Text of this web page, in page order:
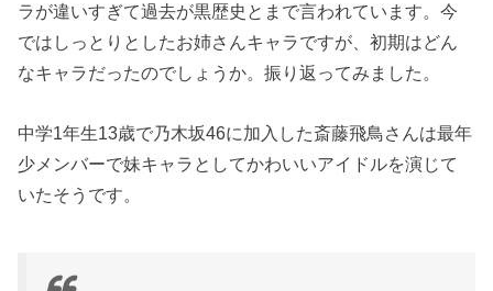
ラが違いすぎて過去が黒歴史とまで言われています。今
ではしっとりとしたお姉さんキャラですが、初期はどん
なキャラだったのでしょうか。振り返ってみました。
中学1年生13歳で乃木坂46に加入した斎藤飛鳥さんは最年
少メンバーで妹キャラとしてかわいいアイドルを演じて
いたそうです。